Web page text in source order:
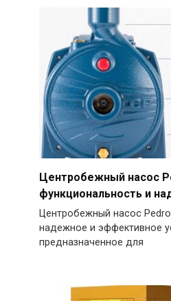
Центробежный насос
функциональность и
Центробежный насос
надежное и эффективное
предназначенное для